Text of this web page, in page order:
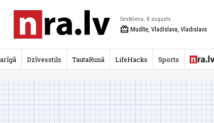
Sestdiena, 8.augusts
redeem Mudīte, Vladislava, Vladislavs
Dzīvesstils TautaRunā LifeHacks Sports